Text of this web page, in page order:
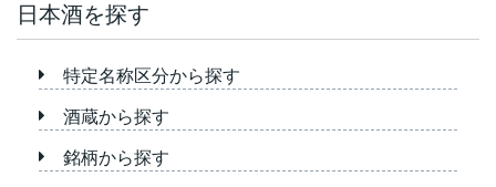
日本酒を探す
特定名称区分から探す
酒蔵から探す
銘柄から探す